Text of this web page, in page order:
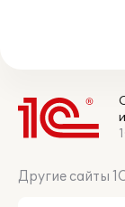
Другие сайты